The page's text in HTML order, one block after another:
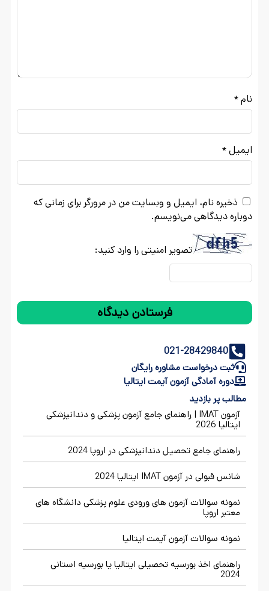
نام*
ایمیل*
ذخیره نام، ایمیل و وبسایت من در مرورگر برای زمانی که
دوباره دیدگاهی می‌نویسم.
تصویر امنیتی را وارد کنید:
021-28429840
ثبت درخواست مشاوره رایگان
دوره آمادگی آزمون آیمت ایتالیا
مطالب پر بازدید
آزمون IMAT | راهنمای جامع آزمون پزشکی و دندانپزشکی
ایتالیا 2026
راهنمای جامع تحصیل دندانپزشکی در اروپا 2024
شانس قبولی در آزمون IMAT ایتالیا 2024
نمونه سوالات آزمون های ورودی علوم پزشکی دانشگاه های
معتبر اروپا
نمونه سوالات آزمون آیمت ایتالیا
راهنمای اخذ بورسیه تحصیلی ایتالیا یا بورسیه استانی
2024